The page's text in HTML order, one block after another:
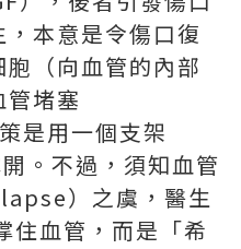
本意是令傷口復
（向血管的內部
堵塞
是用一個支架
。不過，須知血管
）之虞，醫生
住血管，而是「希